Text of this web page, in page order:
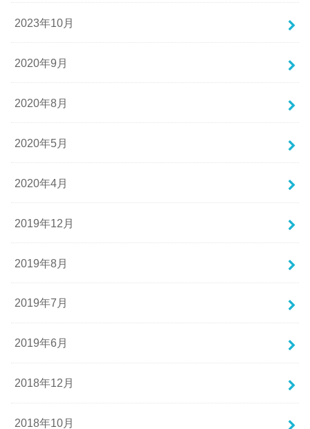
2023年10月
2020年9月
2020年8月
2020年5月
2020年4月
2019年12月
2019年8月
2019年7月
2019年6月
2018年12月
2018年10月